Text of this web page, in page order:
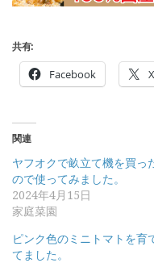
共有:
Facebook X
関連
ヤフオクで畝立て機を買っ
ので使ってみました。
2024年4月15日
家庭菜園
ピンク色のミニトマトを育
てました。